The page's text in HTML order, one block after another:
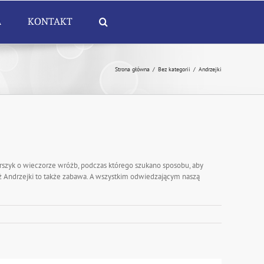
KONTAKT
Strona główna / Bez kategorii / Andrzejki
o wieczorze wróżb, podczas którego szukano sposobu, aby
Andrzejki to także zabawa. A wszystkim odwiedzającym naszą